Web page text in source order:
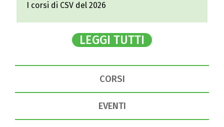
I corsi di CSV del 2026
LEGGI TUTTI
CORSI
EVENTI